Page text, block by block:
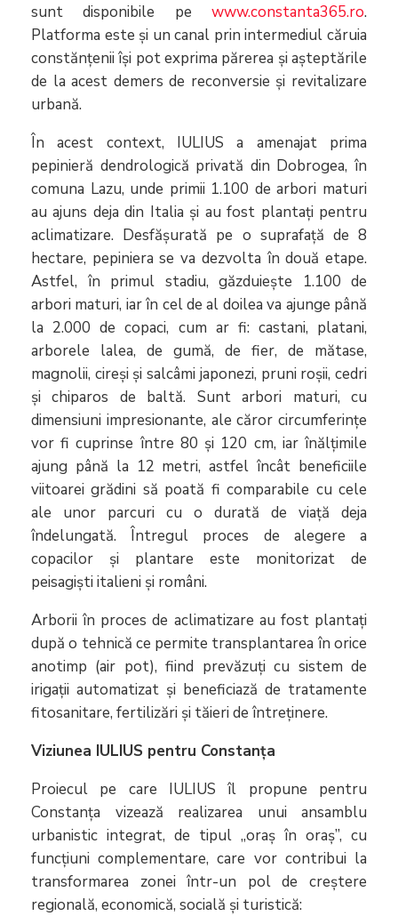
sunt disponibile pe www.constanta365.ro.
Platforma este și un canal prin intermediul căruia
constănțenii își pot exprima părerea și așteptările
de la acest demers de reconversie și revitalizare
urbană.
În acest context, IULIUS a amenajat prima
pepinieră dendrologică privată din Dobrogea, în
comuna Lazu, unde primii 1.100 de arbori maturi
au ajuns deja din Italia și au fost plantați pentru
aclimatizare. Desfășurată pe o suprafață de 8
hectare, pepiniera se va dezvolta în două etape.
Astfel, în primul stadiu, găzduiește 1.100 de
arbori maturi, iar în cel de al doilea va ajunge până
la 2.000 de copaci, cum ar fi: castani, platani,
arborele lalea, de gumă, de fier, de mătase,
magnolii, cireși și salcâmi japonezi, pruni roșii, cedri
și chiparos de baltă. Sunt arbori maturi, cu
dimensiuni impresionante, ale căror circumferințe
vor fi cuprinse între 80 și 120 cm, iar înălțimile
ajung până la 12 metri, astfel încât beneficiile
viitoarei grădini să poată fi comparabile cu cele
ale unor parcuri cu o durată de viață deja
îndelungată. Întregul proces de alegere a
copacilor și plantare este monitorizat de
peisagiști italieni și români.
Arborii în proces de aclimatizare au fost plantați
după o tehnică ce permite transplantarea în orice
anotimp (air pot), fiind prevăzuți cu sistem de
irigații automatizat și beneficiază de tratamente
fitosanitare, fertilizări și tăieri de întreținere.
Viziunea IULIUS pentru Constanța
Proiecul pe care IULIUS îl propune pentru
Constanța vizează realizarea unui ansamblu
urbanistic integrat, de tipul „oraș în oraș”, cu
funcțiuni complementare, care vor contribui la
transformarea zonei într-un pol de creștere
regională, economică, socială și turistică: